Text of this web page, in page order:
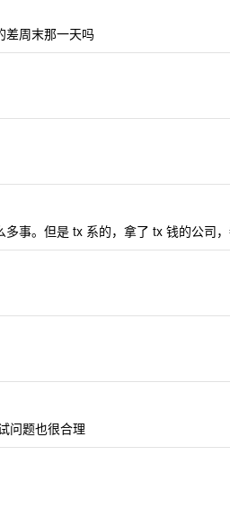
差周末那一天吗
事。但是 tx 系的，拿了 tx 钱的公司，
问题也很合理